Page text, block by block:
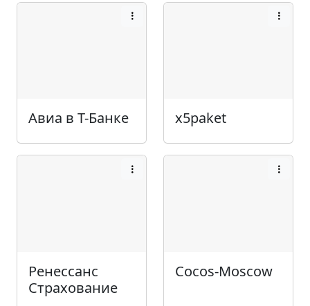
Авиа в Т-Банке x5paket
Ренессанс
Страхование
Cocos-Moscow